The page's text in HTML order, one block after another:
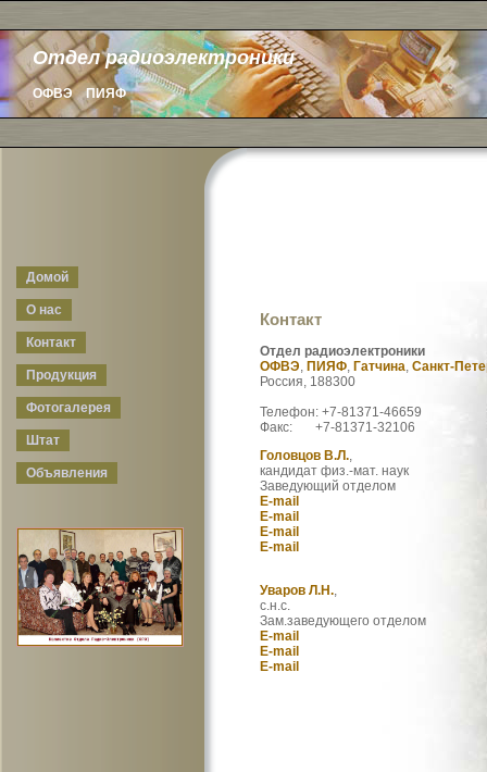
Отдел радиоэлектроники
ОФВЭ ПИЯФ
Домой
О нас
Контакт
Продукция
Фотогалерея
Штат
Объявления
Контакт
Отдел радиоэлектроники
ОФВЭ, ПИЯФ, Гатчина, Санкт-
Россия, 188300
Телефон: +7-81371-46659
Факс: +7-81371-32106
Головцов В.Л.,
кандидат физ.-мат. наук
Заведующий отделом
E-mail
E-mail
E-mail
E-mail
Уваров Л.Н.,
с.н.с.
Зам.заведующего отделом
E-mail
E-mail
E-mail